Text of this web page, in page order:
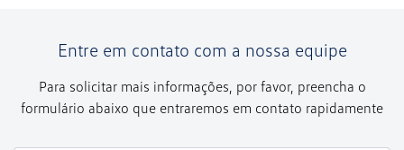
Entre em contato com a nossa equipe
Para solicitar mais informações, por favor, preencha o
formulário abaixo que entraremos em contato rapidamente